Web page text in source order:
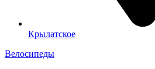
Крылатское
Велосипеды